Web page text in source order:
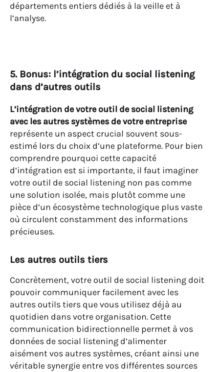
départements entiers dédiés à la veille et à
l’analyse.
5. Bonus: l’intégration du social listening
dans d’autres outils
L’intégration de votre outil de social listening
avec les autres systèmes de votre entreprise
représente un aspect crucial souvent sous-
estimé lors du choix d’une plateforme. Pour bien
comprendre pourquoi cette capacité
d’intégration est si importante, il faut imaginer
votre outil de social listening non pas comme
une solution isolée, mais plutôt comme une
pièce d’un écosystème technologique plus vaste
où circulent constamment des informations
précieuses.
Les autres outils tiers
Concrètement, votre outil de social listening doit
pouvoir communiquer facilement avec les
autres outils tiers que vous utilisez déjà au
quotidien dans votre organisation. Cette
communication bidirectionnelle permet à vos
données de social listening d’alimenter
aisément vos autres systèmes, créant ainsi une
véritable synergie entre vos différentes sources